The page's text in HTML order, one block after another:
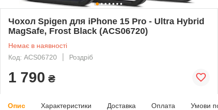
Чохол Spigen для iPhone 15 Pro - Ultra Hybrid
MagSafe, Frost Black (ACS06720)
Немає в наявності
Код: ACS06720
Роздріб
1 790 ₴
Опис Характеристики Доставка Оплата Умови